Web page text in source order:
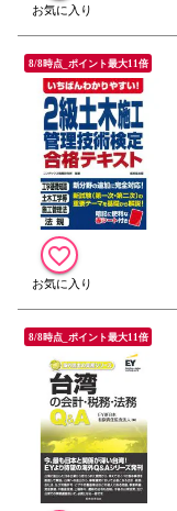
8/8時点_ポイント最大11倍
8/8時点_ポイント最大11倍